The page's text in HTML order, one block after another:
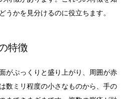
うかを見分けるのに役立ちます。
特徴
がぷっくりと盛り上がり、周囲が赤
数ミリ程度の小さなものから、手の